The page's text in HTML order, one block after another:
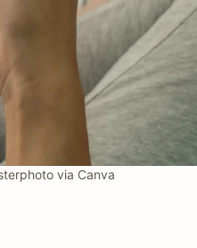
via Canva